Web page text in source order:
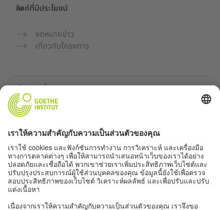
ลิงก์ที่มีประโยชน์
จดหมายข่าว
เกี่ยวกับโครงการ
เว็บไซต์เพิ่มเติม
ฝึกภาษาเยอรมันฟรี
หลักสูตรภาษาเยอรมันของ Goethe-Institut
พอร์ทัลสำหรับครู “Deutschstunde”
ความเป็นส่วนตัวและการเข้าถึง